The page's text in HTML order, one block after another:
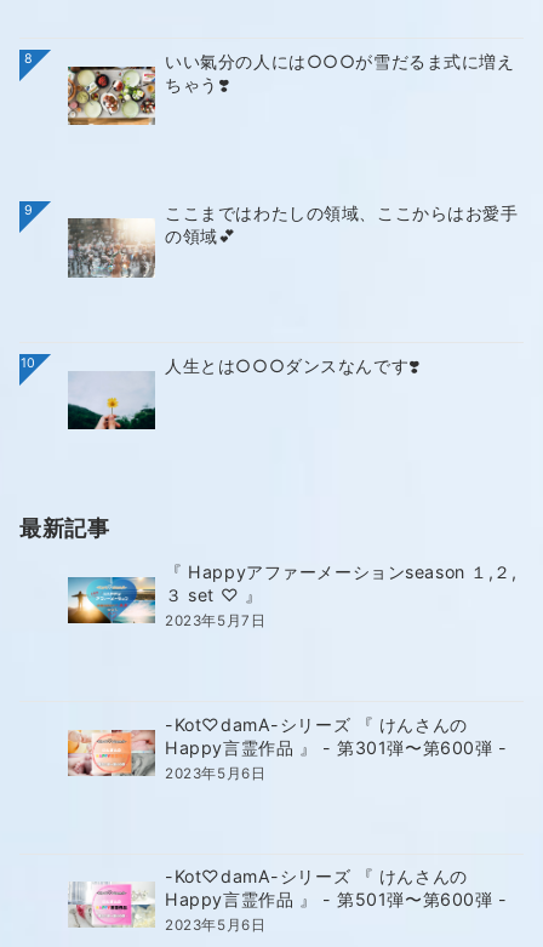
8
いい氣分の人には○○○が雪だるま式に増え
ちゃう❣️
9
ここまではわたしの領域、ここからはお愛手
の領域💕
10 人生とは○○○ダンスなんです❣️
最新記事
『 Happyアファーメーションseason １,２,
３ set ♡ 』
2023年5月7日
-Kot♡damA-シリーズ 『 けんさんの
Happy言霊作品 』 - 第301弾〜第600弾 -
2023年5月6日
-Kot♡damA-シリーズ 『 けんさんの
Happy言霊作品 』 - 第501弾〜第600弾 -
2023年5月6日